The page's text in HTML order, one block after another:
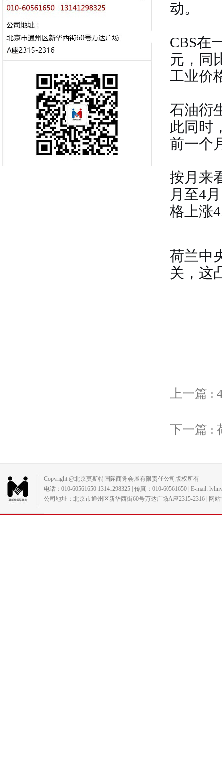
动。
CBS在
元，同
工业价
石油衍
此同时
前一个
按月来
月至4
格上涨
荷兰中
关，这
上一篇
下一篇 :
Copyright @北京莫斯特国际商务会展有限责任公司版权所有
电话：010-60561650 13141298325 | 传真：010-60561650 | E-mail:
公司地址：北京市通州区新华西街60号万达广场A座2315-2316 | 网